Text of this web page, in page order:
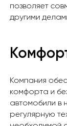
позволяет
другими
Компания
комфорта и
автомобили в
регулярную